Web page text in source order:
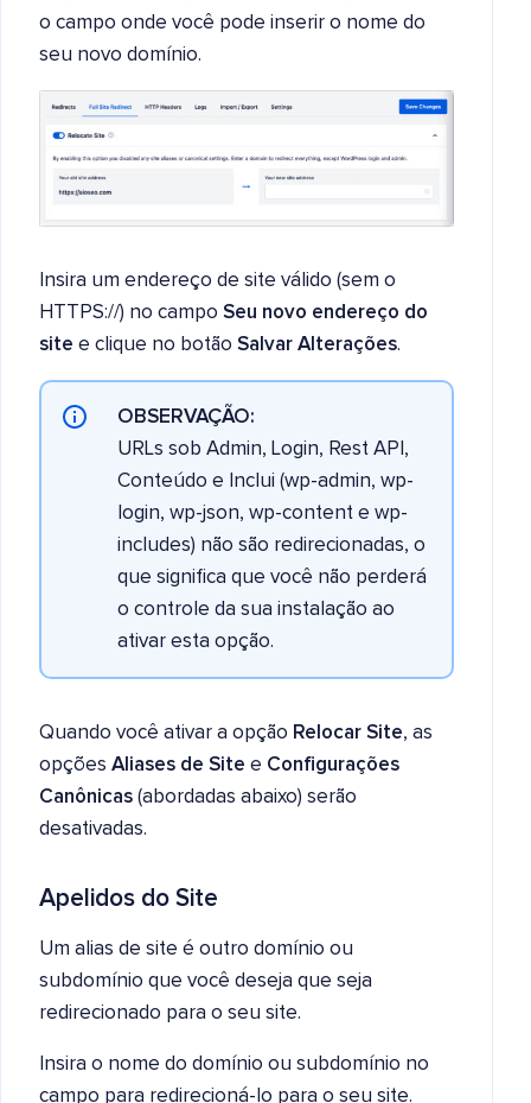
o campo onde você pode inserir o nome do
seu novo domínio.
Insira um endereço de site válido (sem o
HTTPS://) no campo Seu novo endereço do
site e clique no botão Salvar Alterações.
OBSERVAÇÃO:
URLs sob Admin, Login, Rest API,
Conteúdo e Inclui (wp-admin, wp-
login, wp-json, wp-content e wp-
includes) não são redirecionadas, o
que significa que você não perderá
o controle da sua instalação ao
ativar esta opção.
Quando você ativar a opção Relocar Site, as
opções Aliases de Site e Configurações
Canônicas (abordadas abaixo) serão
desativadas.
Apelidos do Site
Um alias de site é outro domínio ou
subdomínio que você deseja que seja
redirecionado para o seu site.
Insira o nome do domínio ou subdomínio no
campo para redirecioná-lo para o seu site.